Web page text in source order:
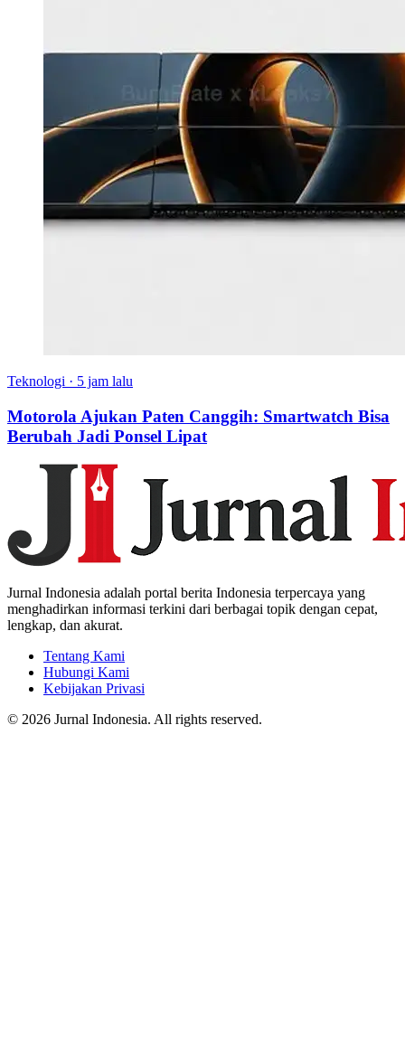
Teknologi · 5 jam lalu
Motorola Ajukan Paten Canggih: Smartwatch Bisa
Berubah Jadi Ponsel Lipat
Jurnal Indonesia adalah portal berita Indonesia terpercaya yang
menghadirkan informasi terkini dari berbagai topik dengan cepat,
lengkap, dan akurat.
Tentang Kami
Hubungi Kami
Kebijakan Privasi
© 2026 Jurnal Indonesia. All rights reserved.